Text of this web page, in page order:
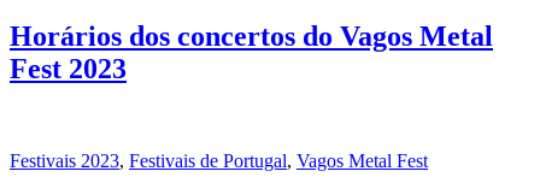
Horários dos concertos do Vagos Metal
Fest 2023
Festivais 2023, Festivais de Portugal, Vagos Metal Fest